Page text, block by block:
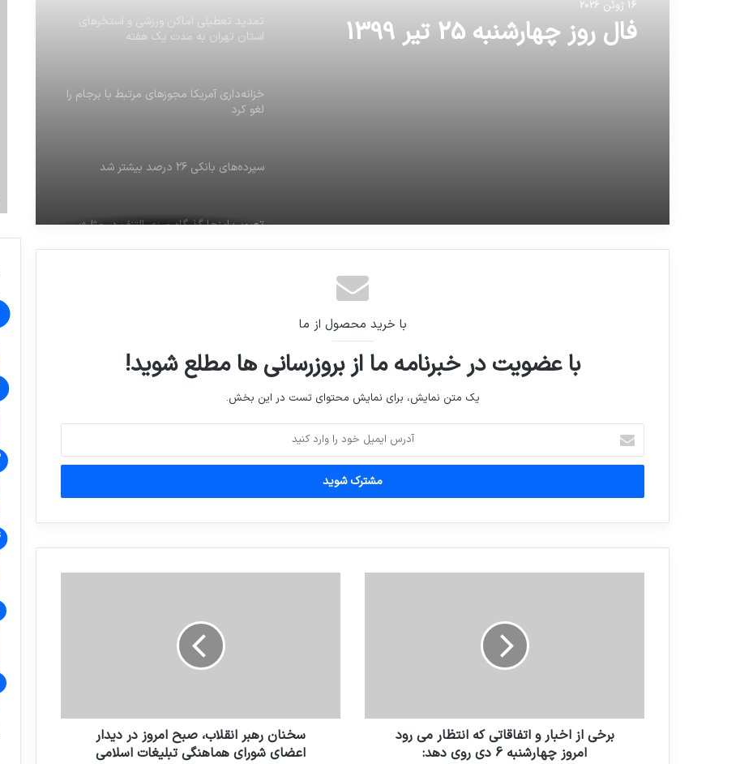
16 ژوئن 2026
فال روز چهارشنبه 25 تیر 1399
تمدید تعطیلی اماکن ورزشی و استخرهای
استان تهران به مدت یک هفته
خزانه‌داری آمریکا مجوزهای مرتبط با برجام را
لغو کرد
سپرده‌های بانکی ۲۶ درصد بیشتر شد
تصویر: اینجا گذرگاه مرزی التنف در مثلث
با خرید محصول از ما
با عضویت در خبرنامه ما از بروزرسانی ها مطلع شوید!
یک متن نمایش، برای نمایش محتوای تست در این بخش.
آدرس
ایمیل
خود
وارد
برخی از اخبار و اتفاقاتی که انتظار می رود
امروز چهارشنبه 6 دی روی دهد:
سخنان رهبر انقلاب، صبح امروز در دیدار
اعضای شورای هماهنگی تبلیغات اسلامی